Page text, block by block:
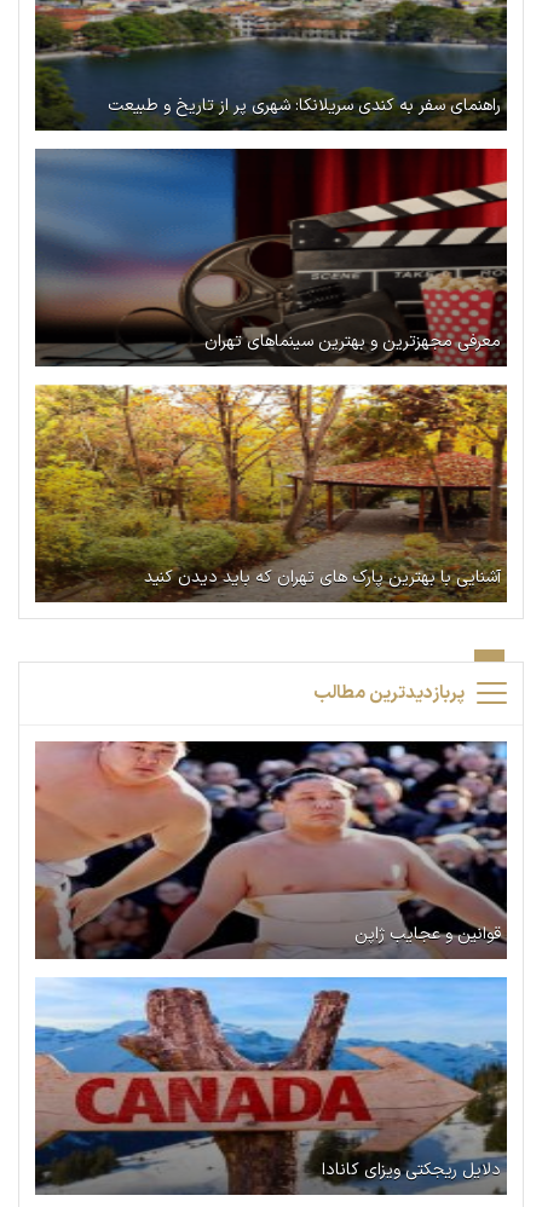
راهنمای سفر به کندی سریلانکا: شهری پر از تاریخ و طبیعت
معرفی مجهزترین و بهترین سینماهای تهران
آشنایی با بهترین پارک های تهران که باید دیدن کنید
پربازدیدترین مطالب
قوانین و عجایب ژاپن
دلایل ریجکتی ویزای کانادا